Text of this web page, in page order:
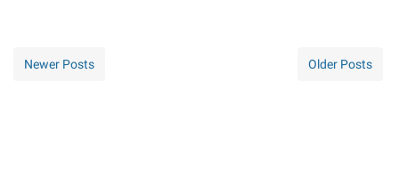
Newer Posts Older Posts